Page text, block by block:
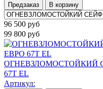
Предзаказ В корзину
96 500 руб
99 800 руб
ОГНЕВЗЛОМОСТОЙКИЙ
67T EL
Артикул: